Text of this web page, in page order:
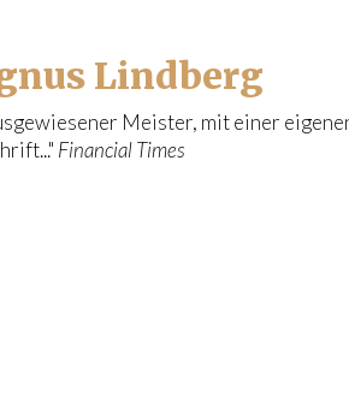
Lindberg
Meister, mit einer
Financial Times